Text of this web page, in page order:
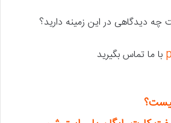
چه دیدگاهی در این زمینه دارید؟
با ما تماس بگیرید